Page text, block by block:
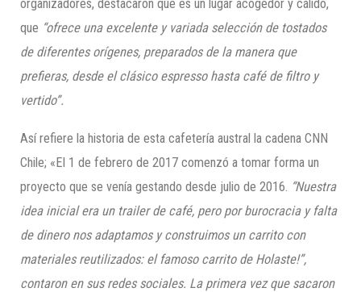
organizadores, destacaron que es un lugar acogedor y cálido,
que “ofrece una excelente y variada selección de tostados
de diferentes orígenes, preparados de la manera que
prefieras, desde el clásico espresso hasta café de filtro y
vertido”.
Así refiere la historia de esta cafetería austral la cadena CNN
Chile; «El 1 de febrero de 2017 comenzó a tomar forma un
proyecto que se venía gestando desde julio de 2016. “Nuestra
idea inicial era un trailer de café, pero por burocracia y falta
de dinero nos adaptamos y construimos un carrito con
materiales reutilizados: el famoso carrito de Holaste!”,
contaron en sus redes sociales. La primera vez que sacaron